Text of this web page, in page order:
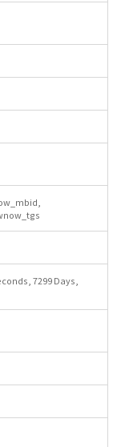
7299 Days,